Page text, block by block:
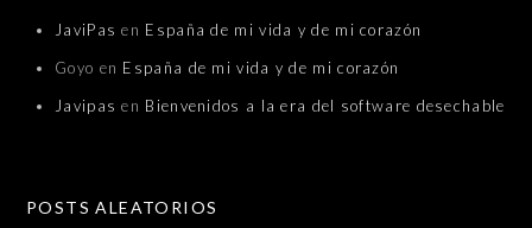
JaviPas en España de mi vida y de mi corazón
Goyo en España de mi vida y de mi corazón
Javipas en Bienvenidos a la era del software desechable
POSTS ALEATORIOS